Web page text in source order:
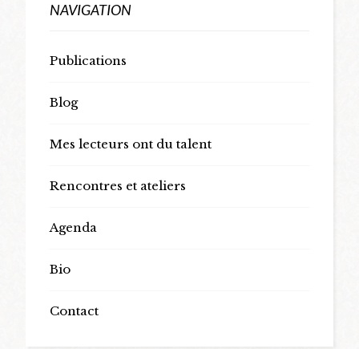
NAVIGATION
Publications
Blog
Mes lecteurs ont du talent
Rencontres et ateliers
Agenda
Bio
Contact